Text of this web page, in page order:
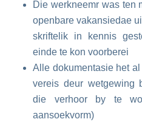
Die werkneemr was ten
openbare vakansiedae
skriftelik in kennis
einde te kon voorberei
Alle dokumentasie het
vereis deur wetgewing
die verhoor by te
aansoekvorm)